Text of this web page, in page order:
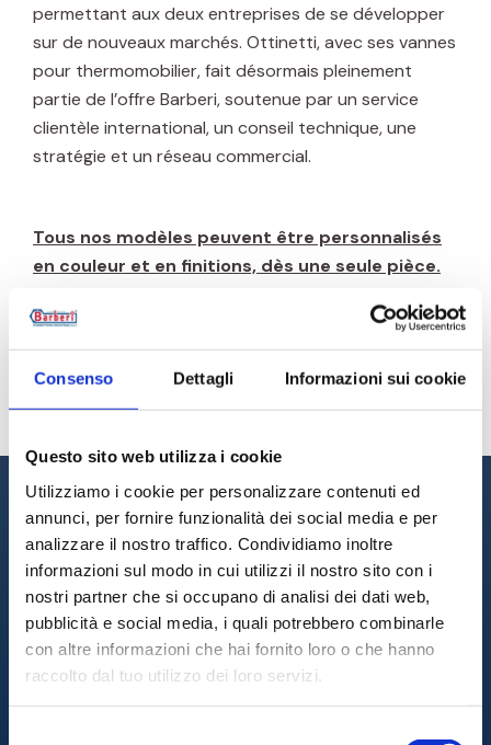
Consenso Dettagli Informazioni sui cookie
Questo sito web utilizza i cookie
Utilizziamo i cookie per personalizzare contenuti ed
annunci, per fornire funzionalità dei social media e per
analizzare il nostro traffico. Condividiamo inoltre
informazioni sul modo in cui utilizzi il nostro sito con i
nostri partner che si occupano di analisi dei dati web,
pubblicità e social media, i quali potrebbero combinarle
con altre informazioni che hai fornito loro o che hanno
raccolto dal tuo utilizzo dei loro servizi.
permettant aux deux entreprises de se développer
sur de nouveaux marchés. Ottinetti, avec ses vannes
pour thermomobilier, fait désormais pleinement
partie de l’offre Barberi, soutenue par un service
clientèle international, un conseil technique, une
stratégie et un réseau commercial.
Tous nos modèles peuvent être personnalisés
en couleur et en finitions, dès une seule pièce.
ou d’un PVD créatif, nous pouvons réaliser un
produit unique et spécial pour chaque besoin.
Pour des couleurs et finitions sur mesure, contactez
le service client Ottinetti.
LA GAMMA
STILE ITALIANO